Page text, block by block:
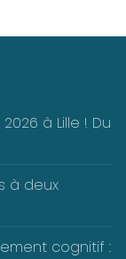
à Lille ! Du
à deux
cognitif :